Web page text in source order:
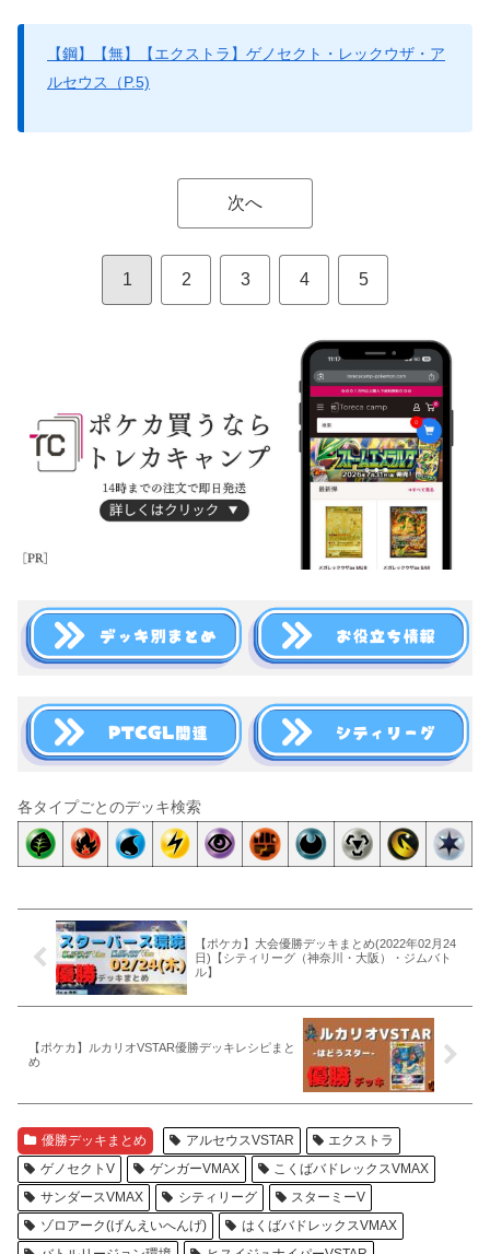
【鋼】【無】【エクストラ】ゲノセクト・レックウザ・ア
ルセウス（P.5)
次へ
1 2 3 4 5
各タイプごとのデッキ検索
【ポケカ】大会優勝デッキまとめ(2022年02月24
日)【シティリーグ（神奈川・大阪）・ジムバト
ル】
【ポケカ】ルカリオVSTAR優勝デッキレシピまと
め
優勝デッキまとめ アルセウスVSTAR
エクストラ
ゲノセクトV
ゲンガーVMAX
こくばバドレックスVMAX
サンダースVMAX
シティリーグ
スターミーV
ゾロアーク(げんえいへんげ)
はくばバドレックスVMAX